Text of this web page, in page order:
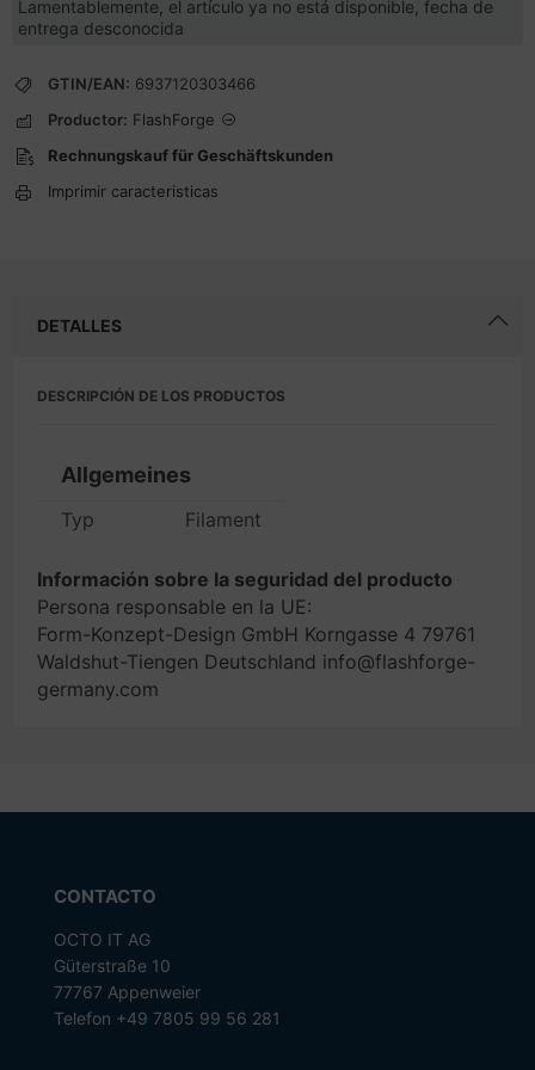
Lamentablemente, el artículo ya no está disponible, fecha de
entrega desconocida
GTIN/EAN: 6937120303466
Productor: FlashForge
Rechnungskauf für Geschäftskunden
Imprimir caracteristicas
DETALLES
DESCRIPCIÓN DE LOS PRODUCTOS
Allgemeines
Typ Filament
Información sobre la seguridad del producto
Persona responsable en la UE:
Form-Konzept-Design GmbH Korngasse 4 79761
Waldshut-Tiengen Deutschland info@flashforge-
germany.com
CONTACTO
OCTO IT AG
Güterstraße 10
77767 Appenweier
Telefon +49 7805 99 56 281